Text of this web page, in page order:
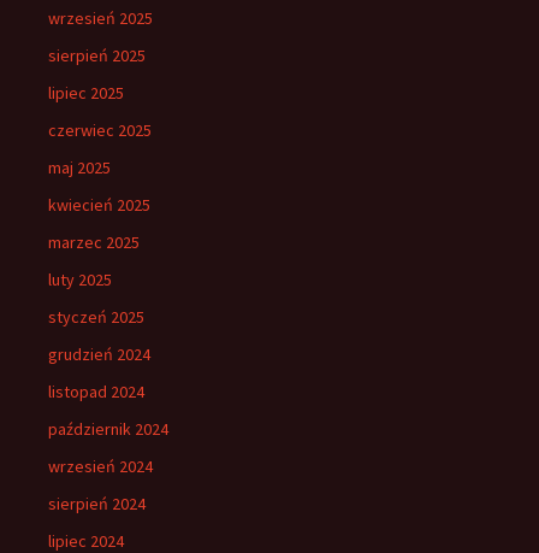
wrzesień 2025
sierpień 2025
lipiec 2025
czerwiec 2025
maj 2025
kwiecień 2025
marzec 2025
luty 2025
styczeń 2025
grudzień 2024
listopad 2024
październik 2024
wrzesień 2024
sierpień 2024
lipiec 2024